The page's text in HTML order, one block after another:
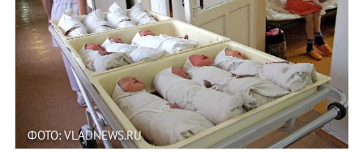
ФОТО: VLADNEWS.RU